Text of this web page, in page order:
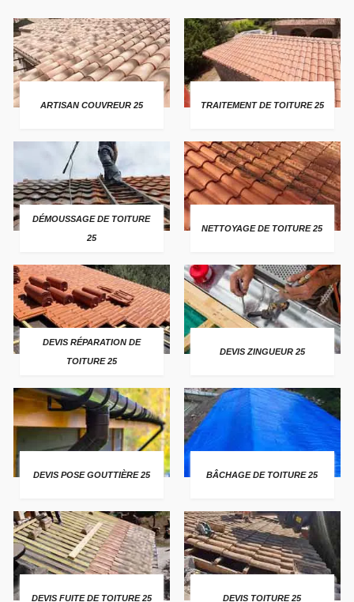
ARTISAN COUVREUR 25 TRAITEMENT DE TOITURE 25
DÉMOUSSAGE DE TOITURE
25
NETTOYAGE DE TOITURE 25
DEVIS RÉPARATION DE
TOITURE 25
DEVIS ZINGUEUR 25
DEVIS POSE GOUTTIÈRE 25 BÂCHAGE DE TOITURE 25
DEVIS FUITE DE TOITURE 25 DEVIS TOITURE 25